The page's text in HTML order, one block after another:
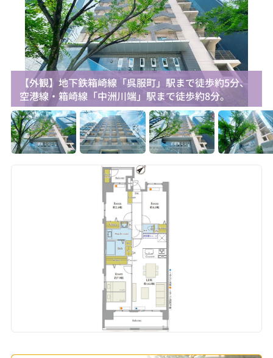
お気に入り追加
【外観】地下鉄箱崎線「呉服町」駅まで徒歩約5分、
空港線・箱崎線「中洲川端」駅まで徒歩約8分。